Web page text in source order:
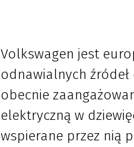
Volkswagen jest
odnawialnych
obecnie
elektryczną w
wspierane przez nią